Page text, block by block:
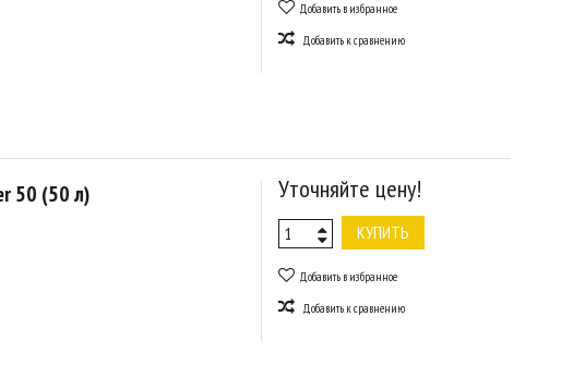
Добавить в избранное
Добавить к сравнению
50 (50 л) Уточняйте цену!
КУПИТЬ
Добавить в избранное
Добавить к сравнению